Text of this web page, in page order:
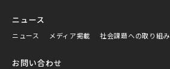
ニュース
ニュース メディア掲載 社会課題への取り組み
お問い合わせ